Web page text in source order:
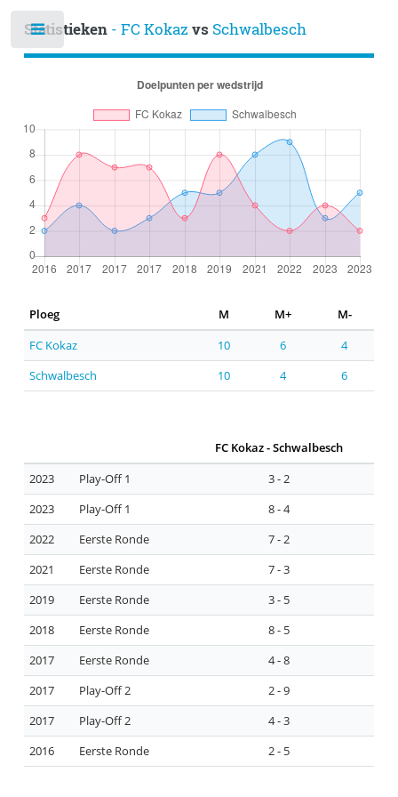
Statistieken- FC Kokaz vsSchwalbesch
Ploeg M M+
M-
FC Kokaz
10 6
4
Schwalbesch
10 4 6
FC Kokaz - Schwalbesch
2023
Play-Off 1
3 - 2
2023
Play-Off 1
8 - 4
2022
Eerste Ronde
7 - 2
2021
Eerste Ronde
7 - 3
2019
Eerste Ronde
3 - 5
2018
Eerste Ronde
8 - 5
2017
Eerste Ronde
4 - 8
2017
Play-Off 2
2 - 9
2017
Play-Off 2
4 - 3
2016
Eerste Ronde 2 - 5